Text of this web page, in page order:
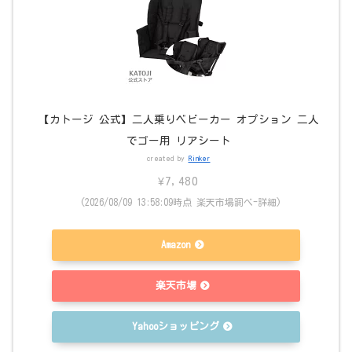
【カトージ 公式】二人乗りベビーカー オプション 二人
でゴー用 リアシート
created by Rinker
¥7,480
(2026/08/09 13:58:09時点 楽天市場調べ-詳細)
Amazon
楽天市場
Yahooショッピング